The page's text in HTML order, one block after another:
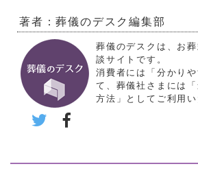
著者：葬儀のデスク編集部
葬儀のデスクは、お
談サイトです。
消費者には「分かり
て、葬儀社さまには
方法」としてご利用い